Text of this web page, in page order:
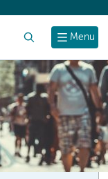
Menu